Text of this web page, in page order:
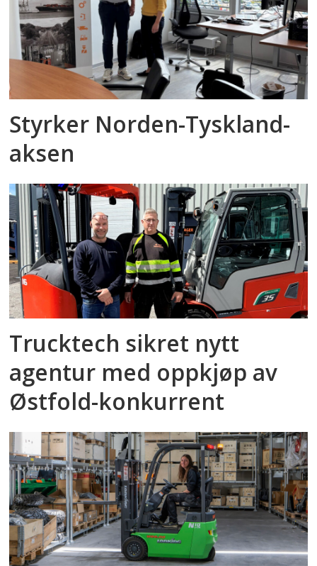
Styrker Norden-Tyskland-
aksen
Trucktech sikret nytt
agentur med oppkjøp av
Østfold-konkurrent